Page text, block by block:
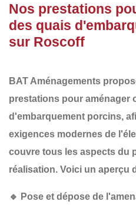
Nos prestations
des quais
sur Roscoff
BAT Aménagements
prestations pour aménager
d'embarquement porcins,
exigences modernes de
couvre tous les aspects du
réalisation. Voici un aperçu
🔹 Pose et dépose de